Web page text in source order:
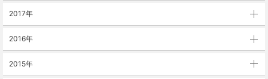
2017年
2016年
2015年